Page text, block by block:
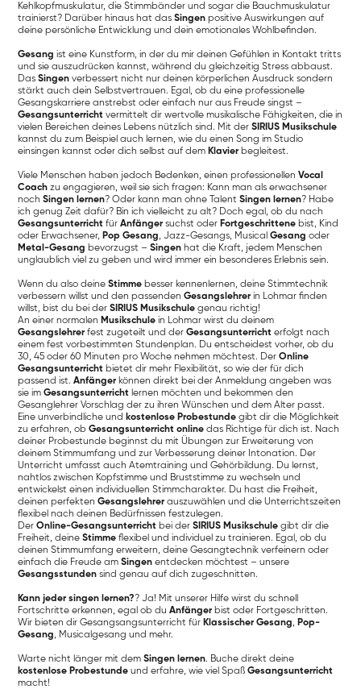
Kehlkopfmuskulatur, die Stimmbänder und sogar die Bauchmuskulatur
trainierst? Darüber hinaus hat dasSingen positive Auswirkungen auf
deine persönliche Entwicklung und dein emotionales Wohlbefinden.
Gesang ist eine Kunstform, in der du mir deinen Gefühlen in Kontakt tritts
und sie auszudrücken kannst, während du gleichzeitig Stress abbaust.
DasSingen verbessert nicht nur deinen körperlichen Ausdruck sondern
stärkt auch dein Selbstvertrauen. Egal, ob du eine professionelle
Gesangskarriere anstrebst oder einfach nur aus Freude singst –
Gesangsunterricht vermittelt dir wertvolle musikalische Fähigkeiten, die in
vielen Bereichen deines Lebens nützlich sind. Mit derSIRIUS Musikschule
kannst du zum Beispiel auch lernen, wie du einen Song im Studio
einsingen kannst oder dich selbst auf dem Klavier begleitest.
Viele Menschen haben jedoch Bedenken, einen professionellenVocal
Coach zu engagieren, weil sie sich fragen: Kann man als erwachsener
nochSingen lernen? Oder kann man ohne TalentSingen lernen? Habe
ich genug Zeit dafür? Bin ich vielleicht zu alt? Doch egal, ob du nach
Gesangsunterricht fürAnfänger suchst oder Fortgeschrittene bist, Kind
oder Erwachsener, Pop Gesang, Jazz-Gesangs, MusicalGesang oder
Metal-Gesang bevorzugst –Singen hat die Kraft, jedem Menschen
unglaublich viel zu geben und wird immer ein besonderes Erlebnis sein.
Wenn du also deineStimme besser kennenlernen, deine Stimmtechnik
verbessern willst und den passendenGesangslehrer in Lohmar finden
willst, bist du bei derSIRIUS Musikschule genau richtig!
An einer normalen Musikschule in Lohmar wirst du deinem
Gesangslehrer fest zugeteilt und derGesangsunterricht erfolgt nach
einem fest vorbestimmten Stundenplan. Du entscheidest vorher, ob du
30, 45 oder 60 Minuten pro Woche nehmen möchtest. DerOnline
Gesangsunterricht bietet dir mehr Flexibilität, so wie der für dich
passend ist.Anfänger können direkt bei der Anmeldung angeben was
sie imGesangsunterricht lernen möchten und bekommen den
Gesanglehrer Vorschlag der zu ihren Wünschen und dem Alter passt.
Eine unverbindliche und kostenlose Probestunde gibt dir die Möglichkeit
zu erfahren, obGesangsunterricht online das Richtige für dich ist. Nach
deiner Probestunde beginnst du mit Übungen zur Erweiterung von
deinem Stimmumfang und zur Verbesserung deiner Intonation. Der
Unterricht umfasst auch Atemtraining und Gehörbildung. Du lernst,
nahtlos zwischen Kopfstimme und Bruststimme zu wechseln und
entwickelst einen individuellen Stimmcharakter. Du hast die Freiheit,
deinen perfektenGesangslehrer auszuwählen und die Unterrichtszeiten
flexibel nach deinen Bedürfnissen festzulegen.
DerOnline-Gesangsunterricht bei derSIRIUS Musikschule gibt dir die
Freiheit, deineStimme flexibel und individuel zu trainieren. Egal, ob du
deinen Stimmumfang erweitern, deine Gesangtechnik verfeinern oder
einfach die Freude amSingen entdecken möchtest – unsere
Gesangsstunden sind genau auf dich zugeschnitten.
Kann jeder singen lernen?? Ja! Mit unserer Hilfe wirst du schnell
Fortschritte erkennen, egal ob duAnfänger bist oder Fortgeschritten.
Wir bieten dir Gesangsangsunterricht für Klassischer Gesang, Pop-
Gesang, Musicalgesang und mehr.
Warte nicht länger mit demSingen lernen. Buche direkt deine
kostenlose Probestunde und erfahre, wie viel SpaßGesangsunterricht
macht!